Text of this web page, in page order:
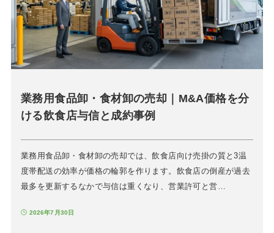
業務用食品卸・食材卸の売却｜M&A価格を分
ける飲食店与信と成約事例
業務用食品卸・食材卸の売却では、飲食店向け売掛の質と3温
度帯配送の効率が価格の輪郭を作ります。飲食店の倒産が過去
最多を更新するなかで与信は重くなり、営業許可と営…
2026年7月30日